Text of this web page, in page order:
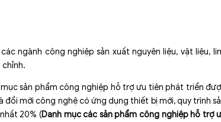
ngành công nghiệp sản xuất nguyên liệu, vật liệu,
chỉnh.
sản phẩm công nghiệp hỗ trợ ưu tiên phát triển
mới công nghệ có ứng dụng thiết bị mới, quy trình
20% (Danh mục các sản phẩm công nghiệp hỗ trợ